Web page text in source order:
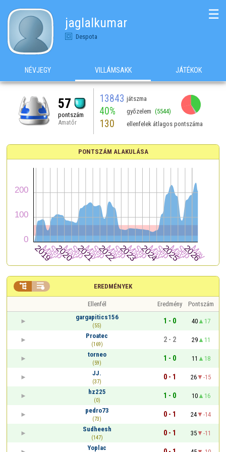
jaglalkumar
Despota
☰
NÉVJEGY VILLÁMSAKK JÁTÉKOK
57
pontszám
Amatőr
13843 játszma
40% győzelem (5544)
130 ellenfelek átlagos pontszáma
PONTSZÁM ALAKULÁSA
EREDMÉNYEK
 
Ellenfél Eredmény
Pontszám
gargapitics156
(55)
1 - 0 40
17
Proatec
(169)
2 - 2 29
11
torneo
(59)
1 - 0 11
18
JJ.
(37)
0 - 1 26
-15
hz225
(0)
1 - 0 10
16
pedro73
(73)
0 - 1 24
-14
Sudheesh
(147)
0 - 1 35
-11
Yoplac